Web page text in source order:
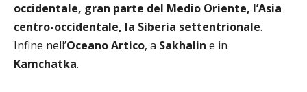
occidentale, gran parte del Medio Oriente, l’Asia
centro-occidentale, la Siberia settentrionale.
Infine nell’Oceano Artico, a Sakhalin e in
Kamchatka.